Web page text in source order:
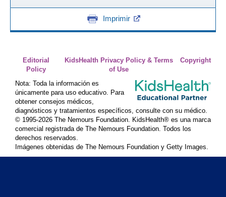
Imprimir
Editorial
Policy
KidsHealth Privacy Policy & Terms
of Use
Copyright
Nota: Toda la información es
únicamente para uso educativo. Para
obtener consejos médicos,
diagnósticos y tratamientos específicos, consulte con su médico.
© 1995-2026 The Nemours Foundation. KidsHealth® es una marca
comercial registrada de The Nemours Foundation. Todos los
derechos reservados.
Imágenes obtenidas de The Nemours Foundation y Getty Images.